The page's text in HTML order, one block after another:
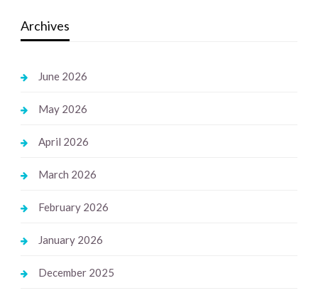
Archives
June 2026
May 2026
April 2026
March 2026
February 2026
January 2026
December 2025